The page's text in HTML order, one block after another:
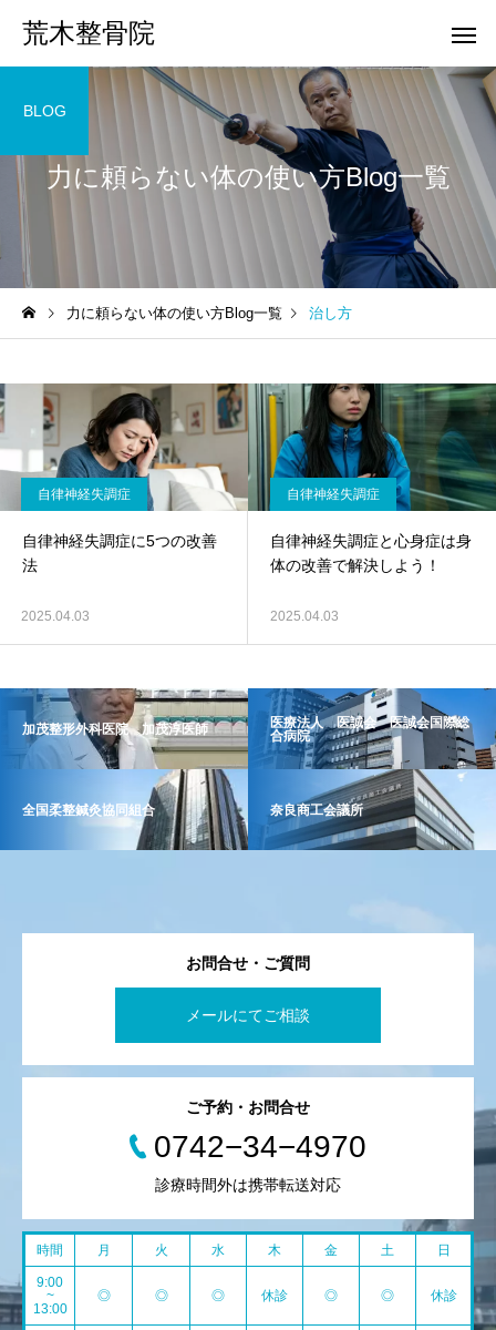
荒木整骨院
力に頼らない体の使い方Blog一覧
BLOG
力に頼らない体の使い方Blog一覧 治し方
自律神経失調症
自律神経失調症に5つの改善
法
2025.04.03
自律神経失調症
自律神経失調症と心身症は身
体の改善で解決しよう！
2025.04.03
加茂整形外科医院 加茂淳医師
医療法人 医誠会 医誠会国際総
合病院
全国柔整鍼灸協同組合 奈良商工会議所
お問合せ・ご質問
メールにてご相談
ご予約・お問合せ
0742−34−4970
診療時間外は携帯転送対応
時間 月 火 水 木 金 土 日
9:00
~
13:00
◎ ◎ ◎ 休診 ◎ ◎ 休診